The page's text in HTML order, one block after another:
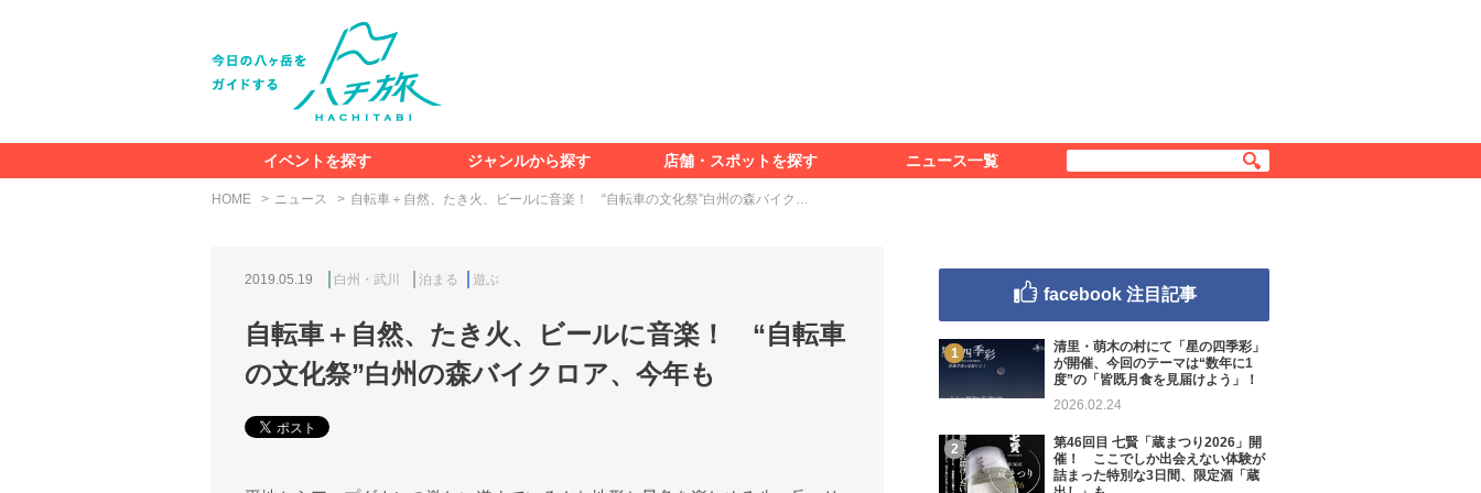
イベントを探す
ジャンルから探す
食べる
見る
知る
遊ぶ
特集＆レポート
店舗・スポットを探す ニュース一覧
HOME ニュース 自転車＋自然、たき火、ビールに音楽！ “自転車の文化祭”白州の森バイク…
2019.05.19 白州・武川 泊まる 遊ぶ
自転車＋自然、たき火、ビールに音楽！ “自転車
の文化祭”白州の森バイクロア、今年も
facebook 注目記事
清里・萌木の村にて「星の四季彩」
が開催、今回のテーマは“数年に1
度”の「皆既月食を見届けよう」！
2026.02.24
第46回目 七賢「蔵まつり2026」開
催！ ここでしか出会えない体験が
詰まった特別な3日間、限定酒「蔵